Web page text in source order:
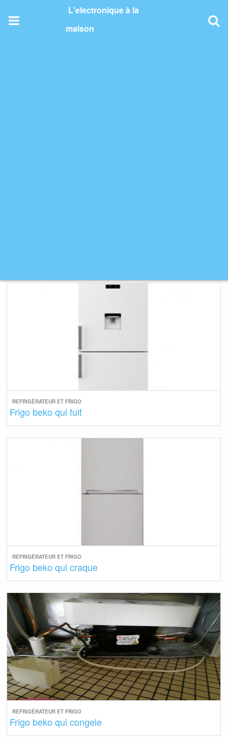
content
L'electronique à la
maison
REFRIGÉRATEUR ET FRIGO
Frigo beko qui fuit
REFRIGÉRATEUR ET FRIGO
Frigo beko qui craque
REFRIGÉRATEUR ET FRIGO
Frigo beko qui congele